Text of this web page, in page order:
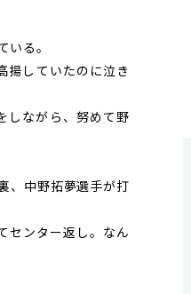
る。
していたのに泣き
しながら、努めて野
、中野拓夢選手が打
センター返し。なん